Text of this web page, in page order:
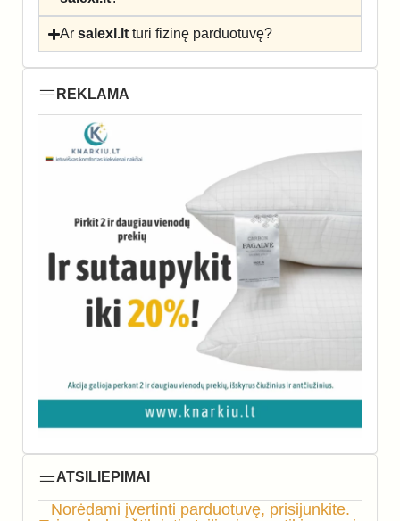
Arsalexl.lt turi fizinę parduotuvę?
REKLAMA
ATSILIEPIMAI
Norėdami įvertinti parduotuvę, prisijunkite.